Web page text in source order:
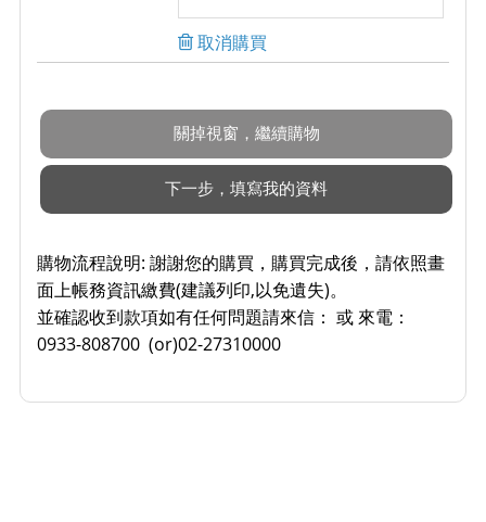
取消購買
購物流程說明: 謝謝您的購買，購買完成後，請依照畫
面上帳務資訊繳費(建議列印,以免遺失)。
並確認收到款項如有任何問題請來信： 或 來電：
0933-808700 (or)02-27310000